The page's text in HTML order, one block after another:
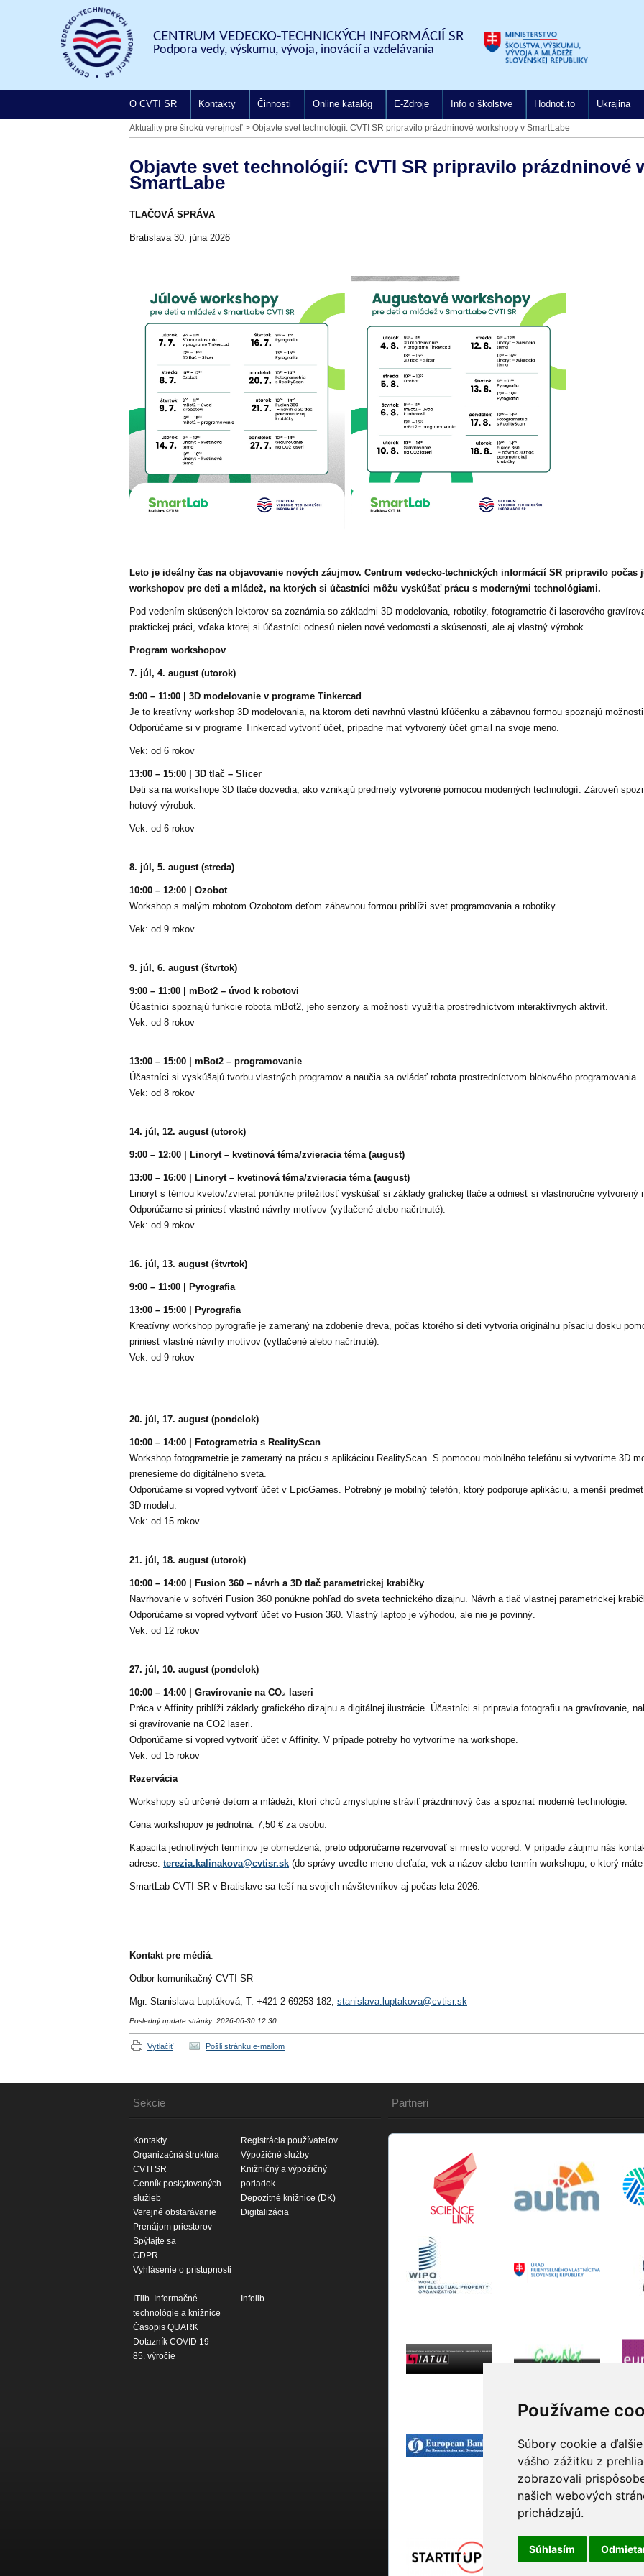
Používame
Súbory cookie a
vášho zážitku z
zobrazovali
našich webových
prichádzajú.
Súhlasím
CENTRUM VEDECKO-TECHNICKÝCH INFORMÁCIÍ SR
Podpora vedy, výskumu, vývoja, inovácií a vzdelávania
O CVTI SR Kontakty Činnosti Online katalóg E-Zdroje Info o školstve Hodnoť.to Ukrajina
Aktuality pre širokú verejnosť > Objavte svet technológií: CVTI SR pripravilo prázdninové workshopy v SmartLabe
Objavte svet technológií: CVTI SR pripravilo prázdninové
SmartLabe
TLAČOVÁ SPRÁVA
Bratislava 30. júna 2026
Leto je ideálny čas na objavovanie nových záujmov. Centrum vedecko‑technických informácií SR pripravilo počas
workshopov pre deti a mládež, na ktorých si účastníci môžu vyskúšať prácu s modernými technológiami.
Pod vedením skúsených lektorov sa zoznámia so základmi 3D modelovania, robotiky, fotogrametrie či laserového
praktickej práci, vďaka ktorej si účastníci odnesú nielen nové vedomosti a skúsenosti, ale aj vlastný výrobok.
Program workshopov
7. júl, 4. august (utorok)
9:00 – 11:00 | 3D modelovanie v programe Tinkercad
Je to kreatívny workshop 3D modelovania, na ktorom deti navrhnú vlastnú kľúčenku a zábavnou formou spoznajú
Odporúčame si v programe Tinkercad vytvoriť účet, prípadne mať vytvorený účet gmail na svoje meno.
Vek: od 6 rokov
13:00 – 15:00 | 3D tlač – Slicer
Deti sa na workshope 3D tlače dozvedia, ako vznikajú predmety vytvorené pomocou moderných technológií. Zároveň
hotový výrobok.
Vek: od 6 rokov
8. júl, 5. august (streda)
10:00 – 12:00 | Ozobot
Workshop s malým robotom Ozobotom deťom zábavnou formou priblíži svet programovania a robotiky.
Vek: od 9 rokov
9. júl, 6. august (štvrtok)
9:00 – 11:00 | mBot2 – úvod k robotovi
Účastníci spoznajú funkcie robota mBot2, jeho senzory a možnosti využitia prostredníctvom interaktívnych aktivít.
Vek: od 8 rokov
13:00 – 15:00 | mBot2 – programovanie
Účastníci si vyskúšajú tvorbu vlastných programov a naučia sa ovládať robota prostredníctvom blokového programovania.
Vek: od 8 rokov
14. júl, 12. august (utorok)
9:00 – 12:00 | Linoryt – kvetinová téma/zvieracia téma (august)
13:00 – 16:00 | Linoryt – kvetinová téma/zvieracia téma (august)
Linoryt s témou kvetov/zvierat ponúkne príležitosť vyskúšať si základy grafickej tlače a odniesť si vlastnoručne vytvorený
Odporúčame si priniesť vlastné návrhy motívov (vytlačené alebo načrtnuté).
Vek: od 9 rokov
16. júl, 13. august (štvrtok)
9:00 – 11:00 | Pyrografia
13:00 – 15:00 | Pyrografia
Kreatívny workshop pyrografie je zameraný na zdobenie dreva, počas ktorého si deti vytvoria originálnu písaciu dosku
priniesť vlastné návrhy motívov (vytlačené alebo načrtnuté).
Vek: od 9 rokov
20. júl, 17. august (pondelok)
10:00 – 14:00 | Fotogrametria s RealityScan
Workshop fotogrametrie je zameraný na prácu s aplikáciou RealityScan. S pomocou mobilného telefónu si vytvoríme 3D
prenesieme do digitálneho sveta.
Odporúčame si vopred vytvoriť účet v EpicGames. Potrebný je mobilný telefón, ktorý podporuje aplikáciu, a menší
3D modelu.
Vek: od 15 rokov
21. júl, 18. august (utorok)
10:00 – 14:00 | Fusion 360 – návrh a 3D tlač parametrickej krabičky
Navrhovanie v softvéri Fusion 360 ponúkne pohľad do sveta technického dizajnu. Návrh a tlač vlastnej parametrickej
Odporúčame si vopred vytvoriť účet vo Fusion 360. Vlastný laptop je výhodou, ale nie je povinný.
Vek: od 12 rokov
27. júl, 10. august (pondelok)
10:00 – 14:00 | Gravírovanie na CO₂ laseri
Práca v Affinity priblíži základy grafického dizajnu a digitálnej ilustrácie. Účastníci si pripravia fotografiu na gravírovanie,
si gravírovanie na CO2 laseri.
Odporúčame si vopred vytvoriť účet v Affinity. V prípade potreby ho vytvoríme na workshope.
Vek: od 15 rokov
Rezervácia
Workshopy sú určené deťom a mládeži, ktorí chcú zmysluplne stráviť prázdninový čas a spoznať moderné technológie.
Cena workshopov je jednotná: 7,50 € za osobu.
Kapacita jednotlivých termínov je obmedzená, preto odporúčame rezervovať si miesto vopred. V prípade záujmu nás
adrese: terezia.kalinakova@cvtisr.sk (do správy uveďte meno dieťaťa, vek a názov alebo termín workshopu, o ktorý máte
SmartLab CVTI SR v Bratislave sa teší na svojich návštevníkov aj počas leta 2026.
Kontakt pre médiá:
Odbor komunikačný CVTI SR
Mgr. Stanislava Luptáková, T: +421 2 69253 182; stanislava.luptakova@cvtisr.sk
Posledný update stránky: 2026-06-30 12:30
Vytlačiť Pošli stránku e-mailom
Sekcie
Kontakty
Organizačná štruktúra
CVTI SR
Cenník poskytovaných
služieb
Verejné obstarávanie
Prenájom priestorov
Spýtajte sa
GDPR
Vyhlásenie o prístupnosti
Registrácia používateľov
Výpožičné služby
Knižničný a výpožičný
poriadok
Depozitné knižnice (DK)
Digitalizácia
ITlib. Informačné
technológie a knižnice
Časopis QUARK
Dotazník COVID 19
85. výročie
Infolib
Partneri
Mediálni partneri